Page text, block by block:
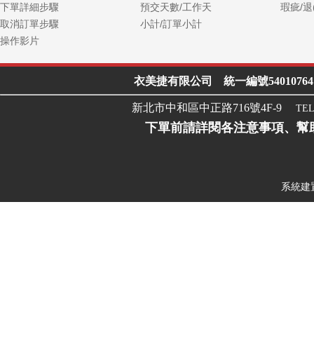
下單詳細步驟
取消訂單步驟
操作影片
預交天數/工作天
小計/訂單小計
瑕疵/
衣美捷有限公司 統一編號
新北市中和區中正路716號4F-9
下單前請詳閱各注意事項、幫
系統建